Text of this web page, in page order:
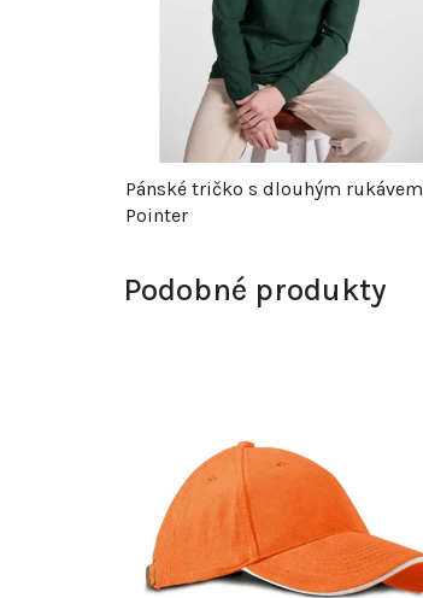
Pánské tričko s dlouhým rukávem
Pointer
Podobné produkty